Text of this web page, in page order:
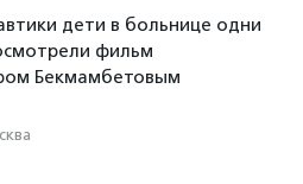
дети в больнице одни
фильм
Бекмамбетовым